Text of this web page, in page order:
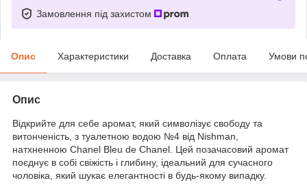
Замовлення під захистом
Опис Характеристики Доставка Оплата Умови
Опис
Відкрийте для себе аромат, який символізує свободу та
витонченість, з туалетною водою №4 від Nishman,
натхненною Chanel Bleu de Chanel. Цей позачасовий аромат
поєднує в собі свіжість і глибину, ідеальний для сучасного
чоловіка, який шукає елегантності в будь-якому випадку.